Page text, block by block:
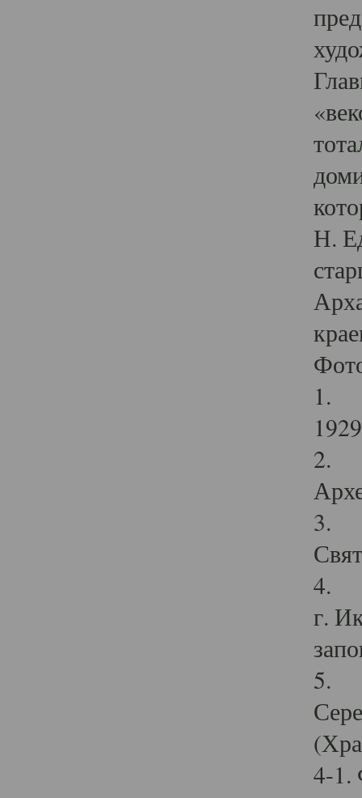
Н.
1.
2.
3.
4.
г.
5.
4-1.